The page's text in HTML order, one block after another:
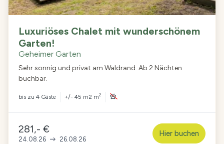
Luxuriöses Chalet mit wunderschönem
Garten!
Geheimer Garten
Sehr sonnig und privat am Waldrand. Ab 2 Nächten
buchbar.
bis zu 4 Gäste +/- 45 m2 m2
281,- €
24.08.26 26.08.26
Hier buchen